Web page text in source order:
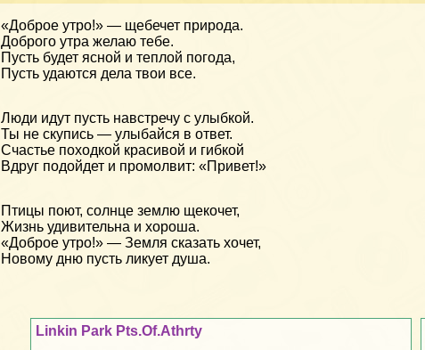
«Доброе утро!» — щебечет природа.
Доброго утра желаю тебе.
Пусть будет ясной и теплой погода,
Пусть удаются дела твои все.
Люди идут пусть навстречу с улыбкой.
Ты не скупись — улыбайся в ответ.
Счастье походкой красивой и гибкой
Вдруг подойдет и промолвит: «Привет!»
Птицы поют, солнце землю щекочет,
Жизнь удивительна и хороша.
«Доброе утро!» — Земля сказать хочет,
Новому дню пусть ликует душа.
Linkin Park Pts.Of.Athrty